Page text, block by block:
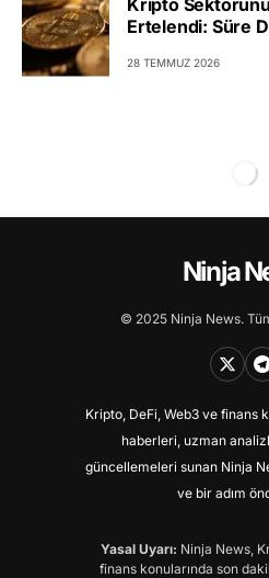
Kripto
Ertelendi: Süre
28 TEMMUZ 2026
Ninja
© 2025 Ninja News.
Kripto, DeFi, Web3 ve finans
haberleri, uzman
güncellemeleri sunan Ninja
ve bir adım
Yasal Uyarı: Ninja News,
finans konularında son